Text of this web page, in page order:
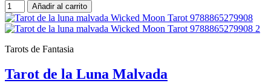
Añadir al carrito
Tarots de Fantasia
Tarot de la Luna Malvada